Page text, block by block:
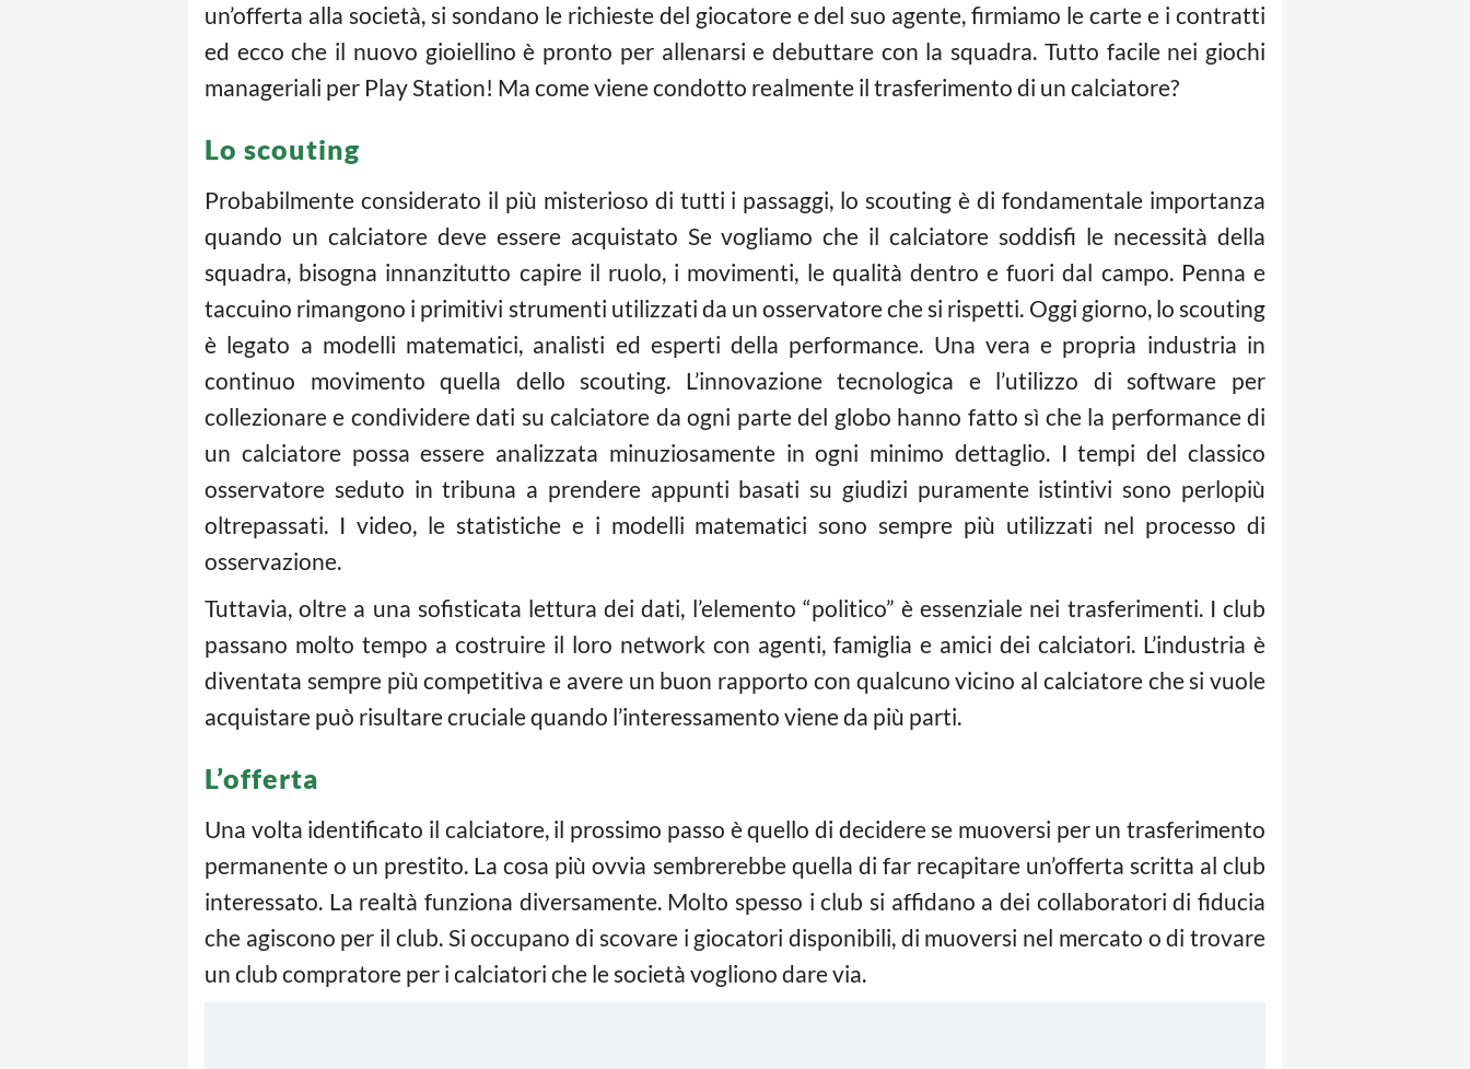
un’offerta alla società, si sondano le richieste del giocatore e del suo agente, firmiamo le carte e i contratti
ed ecco che il nuovo gioiellino è pronto per allenarsi e debuttare con la squadra. Tutto facile nei giochi
manageriali per Play Station! Ma come viene condotto realmente il trasferimento di un calciatore?
Lo scouting
Probabilmente considerato il più misterioso di tutti i passaggi, lo scouting è di fondamentale importanza
quando un calciatore deve essere acquistato Se vogliamo che il calciatore soddisfi le necessità della
squadra, bisogna innanzitutto capire il ruolo, i movimenti, le qualità dentro e fuori dal campo. Penna e
taccuino rimangono i primitivi strumenti utilizzati da un osservatore che si rispetti. Oggi giorno, lo scouting
è legato a modelli matematici, analisti ed esperti della performance. Una vera e propria industria in
continuo movimento quella dello scouting. L’innovazione tecnologica e l’utilizzo di software per
collezionare e condividere dati su calciatore da ogni parte del globo hanno fatto sì che la performance di
un calciatore possa essere analizzata minuziosamente in ogni minimo dettaglio. I tempi del classico
osservatore seduto in tribuna a prendere appunti basati su giudizi puramente istintivi sono perlopiù
oltrepassati. I video, le statistiche e i modelli matematici sono sempre più utilizzati nel processo di
osservazione.
Tuttavia, oltre a una sofisticata lettura dei dati, l’elemento “politico” è essenziale nei trasferimenti. I club
passano molto tempo a costruire il loro network con agenti, famiglia e amici dei calciatori. L’industria è
diventata sempre più competitiva e avere un buon rapporto con qualcuno vicino al calciatore che si vuole
acquistare può risultare cruciale quando l’interessamento viene da più parti.
L’offerta
Una volta identificato il calciatore, il prossimo passo è quello di decidere se muoversi per un trasferimento
permanente o un prestito. La cosa più ovvia sembrerebbe quella di far recapitare un’offerta scritta al club
interessato. La realtà funziona diversamente. Molto spesso i club si affidano a dei collaboratori di fiducia
che agiscono per il club. Si occupano di scovare i giocatori disponibili, di muoversi nel mercato o di trovare
un club compratore per i calciatori che le società vogliono dare via.